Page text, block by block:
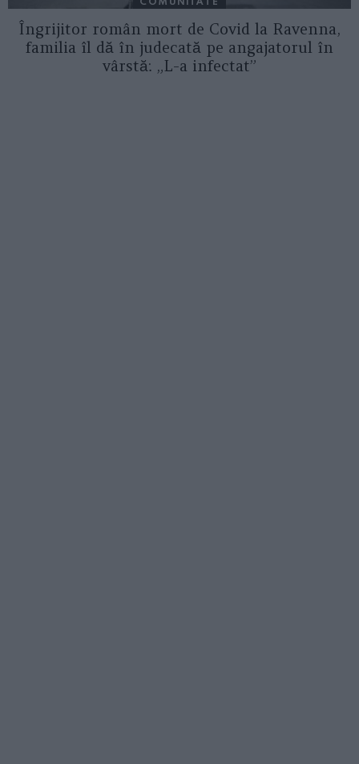
Îngrijitor român mort de Covid la Ravenna,
familia îl dă în judecată pe angajatorul în
vârstă: „L-a infectat”